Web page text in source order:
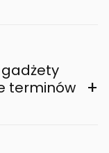
terminów
+